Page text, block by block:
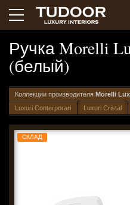
Ручка Morelli
(белый)
Коллекции производителя Morelli
Luxuri Conterporari
Luxuri Cristal
СКЛАД